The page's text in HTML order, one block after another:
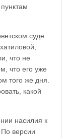
суде
что не
что его уже
того же дня.
какой
насилия к
По версии